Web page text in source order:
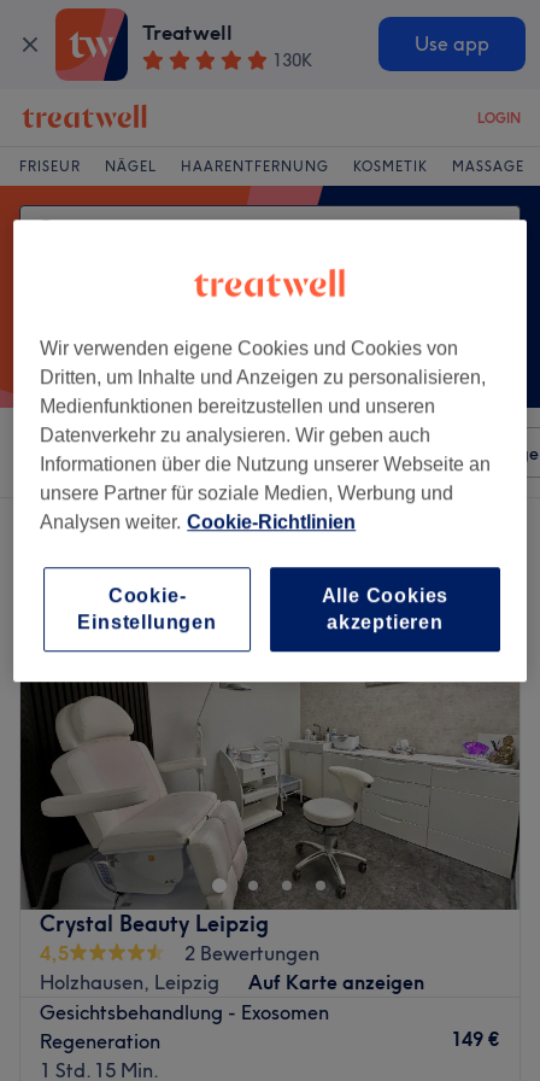
Treatwell
130K
Use app
LOGIN
FRISEUR NÄGEL HAARENTFERNUNG KOSMETIK MASSAGE
Sortieren nach Beliebiger Preis Salons
Ein Salon, der anbietet:
Crystal Beauty Leipzig
4,5
2 Bewertungen
Holzhausen, Leipzig
Auf Karte anzeigen
Gesichtsbehandlung - Exosomen
Regeneration
1 Std. 15 Min.
149 €
Wir verwenden eigene Cookies und Cookies von
Dritten, um Inhalte und Anzeigen zu personalisieren,
Medienfunktionen bereitzustellen und unseren
Datenverkehr zu analysieren. Wir geben auch
Informationen über die Nutzung unserer Webseite an
unsere Partner für soziale Medien, Werbung und
Analysen weiter. Cookie-Richtlinien
Cookie-
Einstellungen
Alle Cookies
akzeptieren